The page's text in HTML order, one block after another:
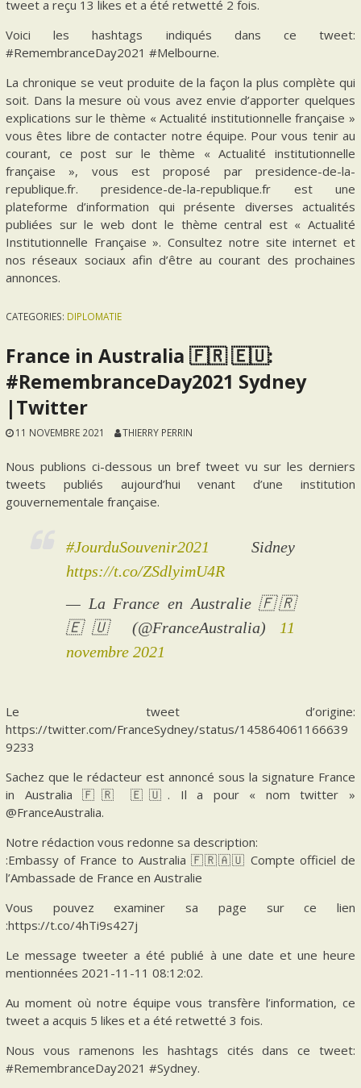
tweet a reçu 13 likes et a été retwetté 2 fois.
Voici les hashtags indiqués dans ce tweet:
#RemembranceDay2021 #Melbourne.
La chronique se veut produite de la façon la plus complète qui
soit. Dans la mesure où vous avez envie d’apporter quelques
explications sur le thème « Actualité institutionnelle française »
vous êtes libre de contacter notre équipe. Pour vous tenir au
courant, ce post sur le thème « Actualité institutionnelle
française », vous est proposé par presidence-de-la-
republique.fr. presidence-de-la-republique.fr est une
plateforme d’information qui présente diverses actualités
publiées sur le web dont le thème central est « Actualité
Institutionnelle Française ». Consultez notre site internet et
nos réseaux sociaux afin d’être au courant des prochaines
annonces.
CATEGORIES: DIPLOMATIE
France in Australia 🇫🇷 🇪🇺:
#RemembranceDay2021 Sydney
|Twitter
11 NOVEMBRE 2021 THIERRY PERRIN
Nous publions ci-dessous un bref tweet vu sur les derniers
tweets publiés aujourd’hui venant d’une institution
gouvernementale française.
#JourduSouvenir2021 Sidney
https://t.co/ZSdlyimU4R
— La France en Australie 🇫🇷
🇪🇺 (@FranceAustralia) 11
novembre 2021
Le tweet d’origine:
https://twitter.com/FranceSydney/status/145864061166639
9233
Sachez que le rédacteur est annoncé sous la signature France
in Australia 🇫🇷 🇪🇺. Il a pour « nom twitter »
@FranceAustralia.
Notre rédaction vous redonne sa description:
:Embassy of France to Australia 🇫🇷🇦🇺 Compte officiel de
l’Ambassade de France en Australie
Vous pouvez examiner sa page sur ce lien
:https://t.co/4hTi9s427j
Le message tweeter a été publié à une date et une heure
mentionnées 2021-11-11 08:12:02.
Au moment où notre équipe vous transfère l’information, ce
tweet a acquis 5 likes et a été retwetté 3 fois.
Nous vous ramenons les hashtags cités dans ce tweet:
#RemembranceDay2021 #Sydney.